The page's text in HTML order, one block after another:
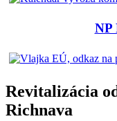
NP
Revitalizácia
Richnava